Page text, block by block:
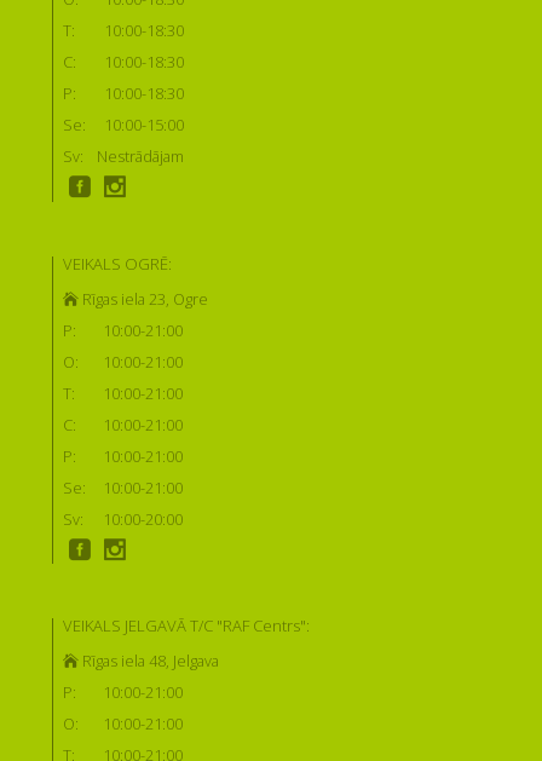
T:
10:00-18:30
C:
10:00-18:30
P:
10:00-18:30
Se:
10:00-15:00
Sv:
Nestrādājam
VEIKALS OGRĒ:
Rīgas iela 23, Ogre
P:
10:00-21:00
O:
10:00-21:00
T:
10:00-21:00
C:
10:00-21:00
P:
10:00-21:00
Se:
10:00-21:00
Sv:
10:00-20:00
VEIKALS JELGAVĀ T/C "RAF Centrs":
Rīgas iela 48, Jelgava
P:
10:00-21:00
O:
10:00-21:00
T:
10:00-21:00